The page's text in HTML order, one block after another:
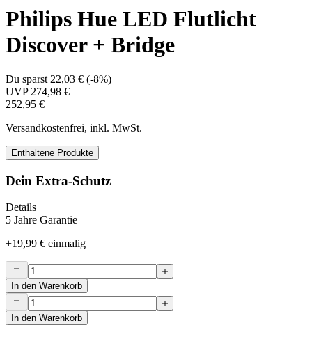
Philips Hue LED Flutlicht
Discover + Bridge
Du sparst 22,03 € (-8%)
UVP 274,98 €
252,95 €
Versandkostenfrei, inkl. MwSt.
Enthaltene Produkte
Dein Extra-Schutz
Details
5 Jahre Garantie
+19,99 € einmalig
In den Warenkorb
In den Warenkorb